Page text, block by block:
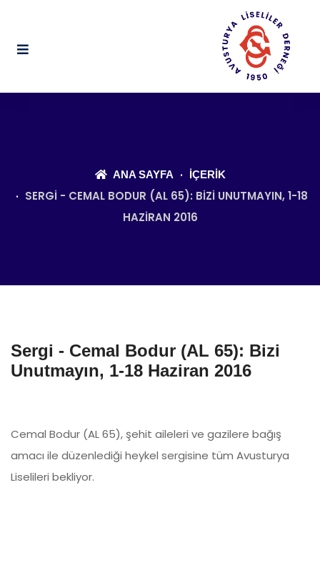
ANA SAYFA İÇERIK
SERGI - CEMAL BODUR (AL 65): BIZI UNUTMAYIN, 1-18
HAZIRAN 2016
Sergi - Cemal Bodur (AL 65): Bizi
Unutmayın, 1-18 Haziran 2016
Cemal Bodur (AL 65), şehit aileleri ve gazilere bağış
amacı ile düzenlediği heykel sergisine tüm Avusturya
Liselileri bekliyor.